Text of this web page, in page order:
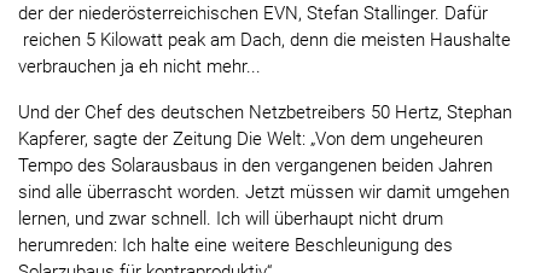
der der niederösterreichischen EVN, Stefan Stallinger. Dafür
reichen 5 Kilowatt peak am Dach, denn die meisten Haushalte
verbrauchen ja eh nicht mehr...
Und der Chef des deutschen Netzbetreibers 50 Hertz, Stephan
Kapferer, sagte der Zeitung Die Welt: „Von dem ungeheuren
Tempo des Solarausbaus in den vergangenen beiden Jahren
sind alle überrascht worden. Jetzt müssen wir damit umgehen
lernen, und zwar schnell. Ich will überhaupt nicht drum
herumreden: Ich halte eine weitere Beschleunigung des